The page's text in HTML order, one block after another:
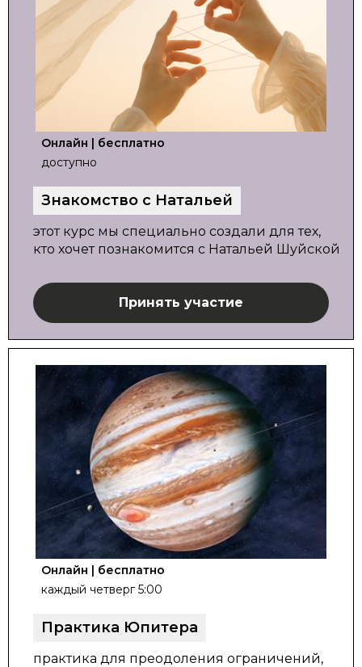
Онлайн | бесплатно
доступно
Знакомство с Натальей
этот курс мы специально создали для тех,
кто хочет познакомится с Натальей Шуйской
Принять участие
Онлайн | бесплатно
каждый четверг 5:00
Практика Юпитера
практика для преодоления ограничений,